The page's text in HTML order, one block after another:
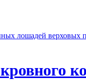
лошадей верховых